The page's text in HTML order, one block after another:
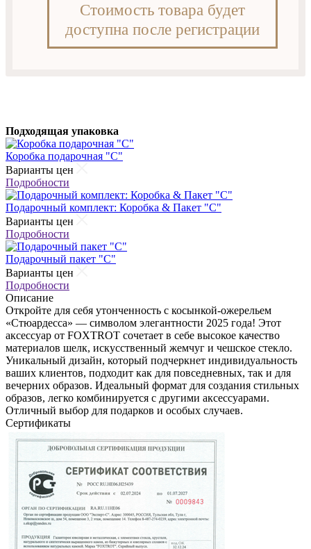
Стоимость товара будет
доступна после регистрации
Подходящая упаковка
Коробка подарочная "С"
Варианты цен
Подробности
Подарочный комплект: Коробка & Пакет "С"
Варианты цен
Подробности
Подарочный пакет "С"
Варианты цен
Подробности
Описание
Откройте для себя утонченность с косынкой-ожерельем
«Стюардесса» — символом элегантности 2025 года! Этот
аксессуар от FOXTROT сочетает в себе высокое качество
материалов шелк, искусственный жемчуг и чешское стекло.
Уникальный дизайн, который подчеркнет индивидуальность
ваших клиентов, подходит как для повседневных, так и для
вечерних образов. Идеальный формат для создания стильных
образов, легко комбинируется с другими аксессуарами.
Отличный выбор для подарков и особых случаев.
Сертификаты